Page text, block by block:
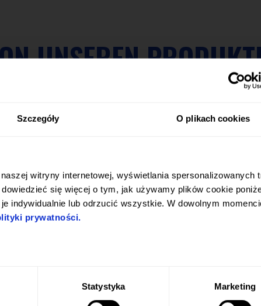
Szczegóły O plikach cookies
witryny internetowej, wyświetlania spersonalizowanych
się więcej o tym, jak używamy plików cookie
indywidualnie lub odrzucić wszystkie. W dowolnym
prywatności.
Statystyka Marketing
UNSEREN
ALT?